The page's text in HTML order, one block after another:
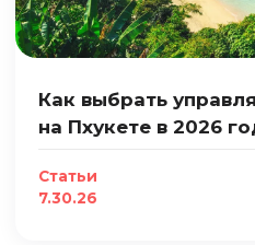
Как выбрать
на Пхукете в 2026
Статьи
7.30.26